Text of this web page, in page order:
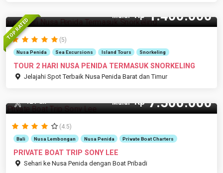
TOP RATED
Mulai Rp1.400.000
(5)
Nusa Penida Sea Excursions Island Tours Snorkeling
TOUR 2 HARI NUSA PENIDA TERMASUK SNORKELING
Jelajahi Spot Terbaik Nusa Penida Barat dan Timur
Mulai Rp7.500.000
(4.5)
Bali Nusa Lembongan Nusa Penida Private Boat Charters
PRIVATE BOAT TRIP SONY LEE
Sehari ke Nusa Penida dengan Boat Pribadi